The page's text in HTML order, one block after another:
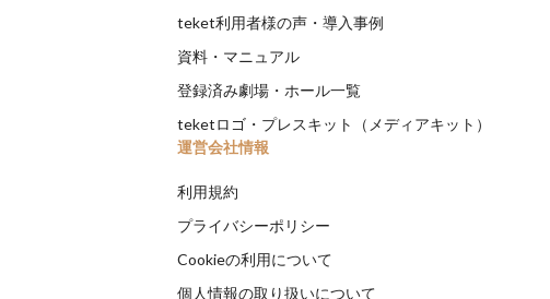
teket利用者様の声・導入事例
資料・マニュアル
登録済み劇場・ホール一覧
teketロゴ・プレスキット（メディアキット）
運営会社情報
利用規約
プライバシーポリシー
Cookieの利用について
個人情報の取り扱いについて